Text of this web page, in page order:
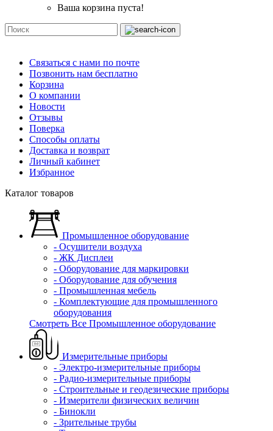
Ваша корзина пуста!
Связаться с нами по почте
Позвонить нам бесплатно
Корзина
О компании
Новости
Отзывы
Поверка
Способы оплаты
Доставка и возврат
Личный кабинет
Избранное
Каталог товаров
Промышленное оборудование
- Осушители воздуха
- ЖК Дисплеи
- Оборудование для маркировки
- Оборудование для обучения
- Промышленная мебель
- Комплектующие для промышленного
оборудования
Смотреть Все Промышленное оборудование
Измерительные приборы
- Электро-измерительные приборы
- Радио-измерительные приборы
- Строительные и геодезические приборы
- Измерители физических величин
- Бинокли
- Зрительные трубы